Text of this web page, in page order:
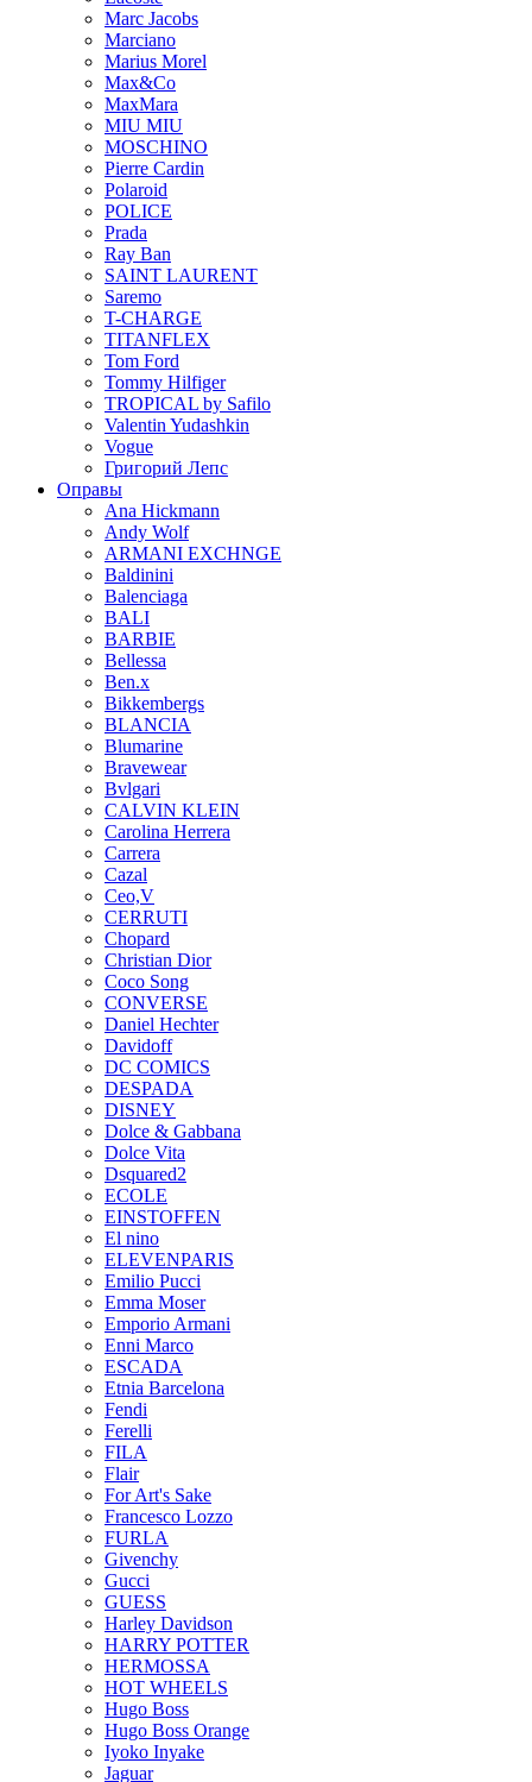
Marc Jacobs
Marciano
Marius Morel
Max&Co
MaxMara
MIU MIU
MOSCHINO
Pierre Cardin
Polaroid
POLICE
Prada
Ray Ban
SAINT LAURENT
Saremo
T-CHARGE
TITANFLEX
Tom Ford
Tommy Hilfiger
TROPICAL by Safilo
Valentin Yudashkin
Vogue
Григорий Лепс
Оправы
Ana Hickmann
Andy Wolf
ARMANI EXCHNGE
Baldinini
Balenciaga
BALI
BARBIE
Bellessa
Ben.x
Bikkembergs
BLANCIA
Blumarine
Bravewear
Bvlgari
CALVIN KLEIN
Carolina Herrera
Carrera
Cazal
Ceo,V
CERRUTI
Chopard
Christian Dior
Coco Song
CONVERSE
Daniel Hechter
Davidoff
DC COMICS
DESPADA
DISNEY
Dolce & Gabbana
Dolce Vita
Dsquared2
ECOLE
EINSTOFFEN
El nino
ELEVENPARIS
Emilio Pucci
Emma Moser
Emporio Armani
Enni Marco
ESCADA
Etnia Barcelona
Fendi
Ferelli
FILA
Flair
For Art's Sake
Francesco Lozzo
FURLA
Givenchy
Gucci
GUESS
Harley Davidson
HARRY POTTER
HERMOSSA
HOT WHEELS
Hugo Boss
Hugo Boss Orange
Iyoko Inyake
Jaguar